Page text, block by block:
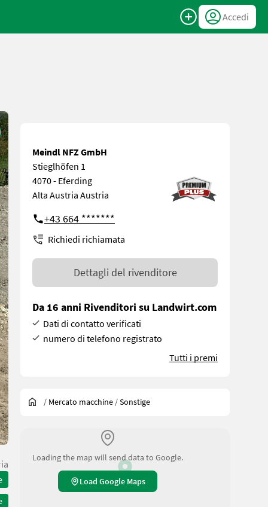
Accedi
Meindl NFZ GmbH
Stieglhöfen 1
4070 - Eferding
Alta Austria Austria
+43 664 *******
Richiedi richiamata
Dettagli del rivenditore
Da 16 anni Rivenditori su Landwirt.com
Dati di contatto verificati
numero di telefono registrato
Tutti i premi
/ Mercato macchine /Sonstige
Loading the map will send data to Google.
Load Google Maps